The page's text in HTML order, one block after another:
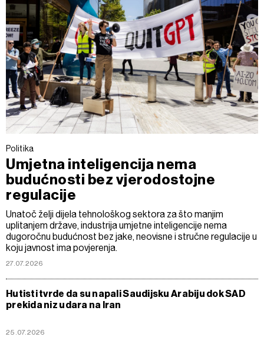
Politika
Umjetna inteligencija nema
budućnosti bez vjerodostojne
regulacije
Unatoč želji dijela tehnološkog sektora za što manjim
uplitanjem države, industrija umjetne inteligencije nema
dugoročnu budućnost bez jake, neovisne i stručne regulacije u
koju javnost ima povjerenja.
27.07.2026
Hutisti tvrde da su napali Saudijsku Arabiju dok SAD
prekida niz udara na Iran
25.07.2026